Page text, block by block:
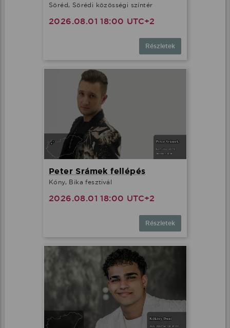
Söréd, Sörédi közösségi színtér
2026.08.01 18:00 UTC+2
Részletek
Peter Srámek fellépés
Kóny, Bika fesztivál
2026.08.01 18:00 UTC+2
Részletek